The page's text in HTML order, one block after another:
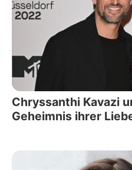
Chryssanthi Kavazi
Geheimnis ihrer